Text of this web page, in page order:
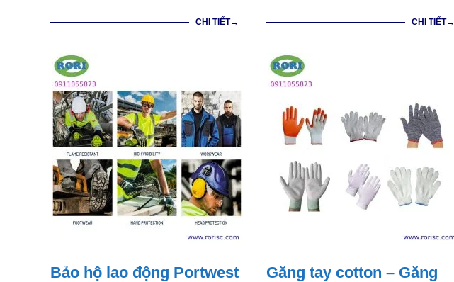
CHI TIẾT→ CHI TIẾT→
Bảo hộ lao động Portwest
Găng tay cotton – Găng